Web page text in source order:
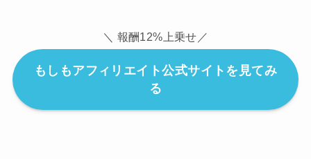
＼ 報酬12%上乗せ／
もしもアフィリエイト公式サイトを見てみ
る